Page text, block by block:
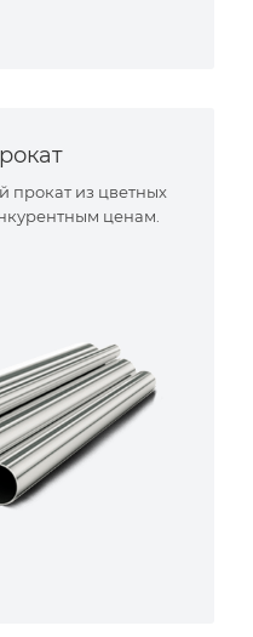
прокат из цветных
ценам.